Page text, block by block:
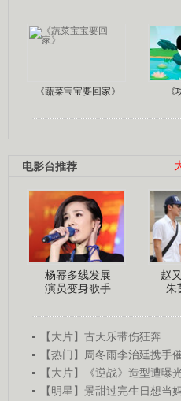
《蔬菜宝宝要回家》
电影台推荐
杨幂多线发展
演员变身歌手
赵
朱
【大片】古天乐带伤狂奔
【热门】周冬雨李治廷携手
【大片】《逆战》造型遭曝
【明星】景甜过完生日想当